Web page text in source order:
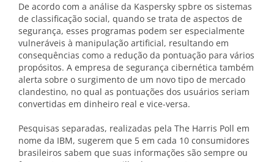
De acordo com a análise da Kaspersky spbre os sistemas
de classificação social, quando se trata de aspectos de
segurança, esses programas podem ser especialmente
vulneráveis ​​à manipulação artificial, resultando em
consequências como a redução da pontuação para vários
propósitos. A empresa de segurança cibernética também
alerta sobre o surgimento de um novo tipo de mercado
clandestino, no qual as pontuações dos usuários seriam
convertidas em dinheiro real e vice-versa.
Pesquisas separadas, realizadas pela The Harris Poll em
nome da IBM, sugerem que 5 em cada 10 consumidores
brasileiros sabem que suas informações são sempre ou